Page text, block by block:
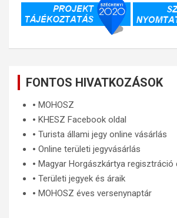
FONTOS HIVATKOZÁSOK
🞄 MOHOSZ
🞄 KHESZ Facebook oldal
🞄 Turista állami jegy online vásárlás
🞄 Online területi jegyvásárlás
🞄 Magyar Horgászkártya regisztráció
🞄 Területi jegyek és áraik
🞄 MOHOSZ éves versenynaptár